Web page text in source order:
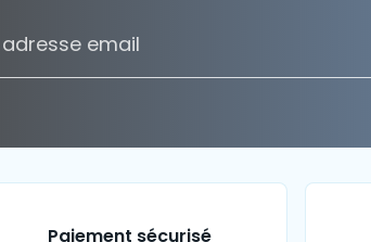
Paiement sécurisé